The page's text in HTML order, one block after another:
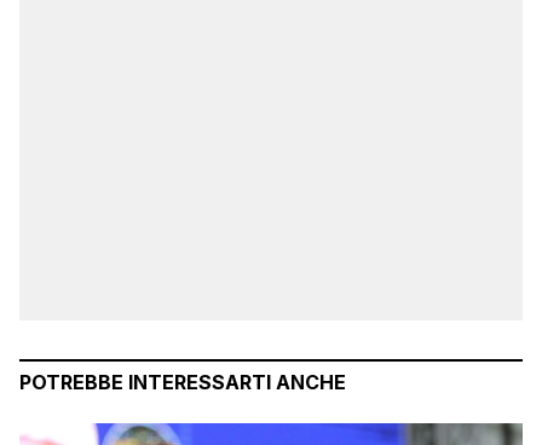
POTREBBE INTERESSARTI ANCHE